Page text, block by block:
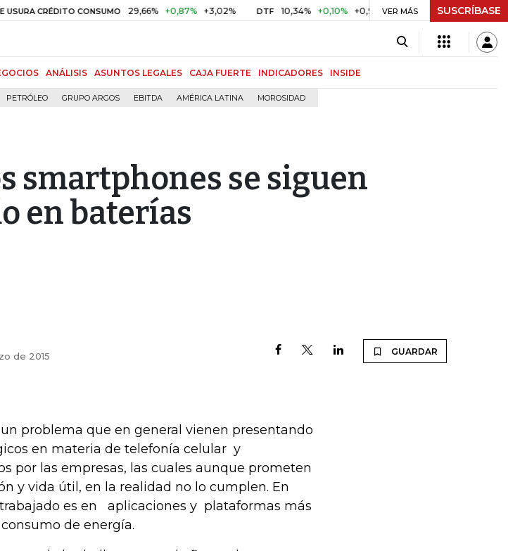
CONSUMO 29,66% +0,87% +3,02% DTF 10,34% +0,10% +0,98% UVR $ 416,86 +$ 0,05 +0,01%
VER MÁS SUSCRÍBASE
ANÁLISIS ASUNTOS LEGALES CAJA FUERTE INDICADORES INSIDE
PETRÓLEO GRUPO ARGOS EBITDA AMÉRICA LATINA MOROSIDAD
smartphones se siguen
en baterías
de 2015 GUARDAR
problema que en general vienen presentando
en materia de telefonía celular y
por las empresas, las cuales aunque prometen
y vida útil, en la realidad no lo cumplen. En
es en aplicaciones y plataformas más
de energía.